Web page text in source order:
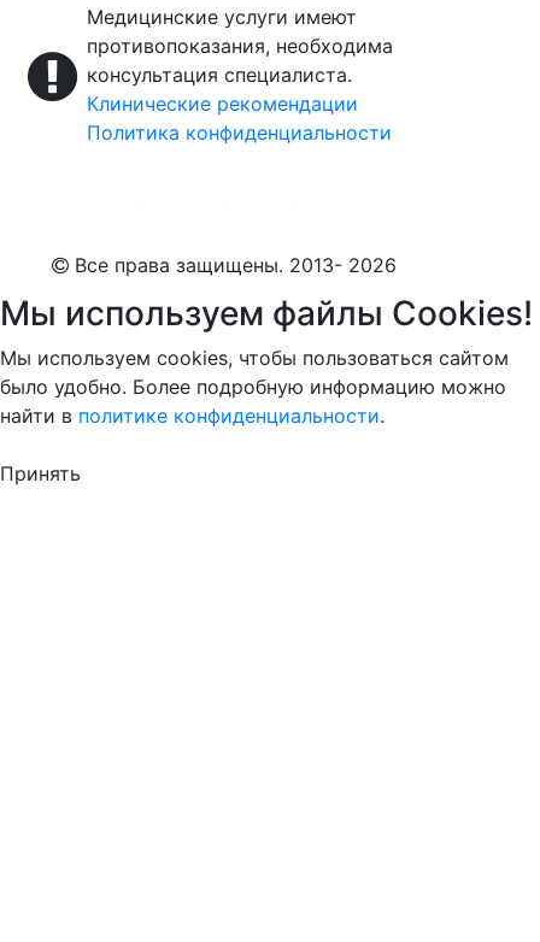
Медицинские услуги имеют
противопоказания, необходима
консультация специалиста.
Клинические рекомендации
Политика конфиденциальности
Все права защищены. 2013- 2026
Мы используем файлы Cookies!
Мы используем cookies, чтобы пользоваться сайтом
было удобно. Более подробную информацию можно
найти в политике конфиденциальности.
Принять